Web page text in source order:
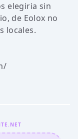
elegiria sin
de Eolox no
locales.